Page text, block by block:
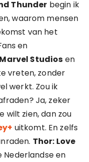
Thunder begin ik
waarom mensen
van het
en
Marvel Studios en
vreten, zonder
werkt. Zou ik
Ja, zeker
wilt zien, dan zou
uitkomt. En zelfs
Thor: Love
Nederlandse en